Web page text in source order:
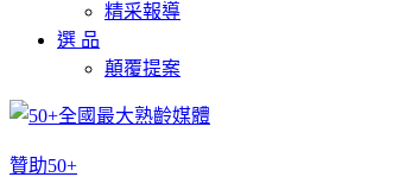
精采報導
選 品
顛覆提案
贊助50+